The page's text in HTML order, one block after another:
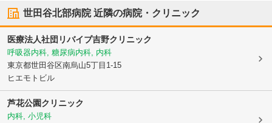
世田谷北部病院近隣の病院・クリニック
医療法人社団リバイブ吉野クリニック
呼吸器内科, 糖尿病内科, 内科
東京都世田谷区南烏山5丁目1-15
ヒエモトビル
芦花公園クリニック
内科, 小児科